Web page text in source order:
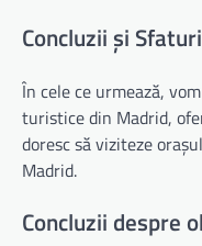
Concluzii și
În cele ce urmează,
turistice din Madrid,
doresc să viziteze
Madrid.
Concluzii despre